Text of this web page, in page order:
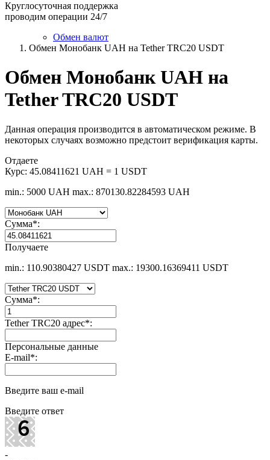
Круглосуточная поддержка
проводим операции 24/7
Обмен валют
Обмен Монобанк UAH на Tether TRC20 USDT
Обмен Монобанк UAH на
Tether TRC20 USDT
Данная операция производится в автоматическом режиме. В
некоторых случаях возможно предстоит верификация карты.
Отдаете
Курс: 45.08411621 UAH = 1 USDT
min.: 5000 UAH max.: 870130.82284593 UAH
Сумма*:
Получаете
min.: 110.90380427 USDT max.: 19300.16369411 USDT
Сумма*:
Tether TRC20 адрес*:
Персональные данные
E-mail*:
Введите ваш e-mail
Введите ответ
-